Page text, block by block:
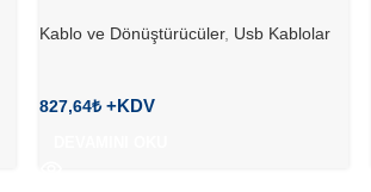
Kablo ve Dönüştürücüler, Usb Kablolar
827,64₺